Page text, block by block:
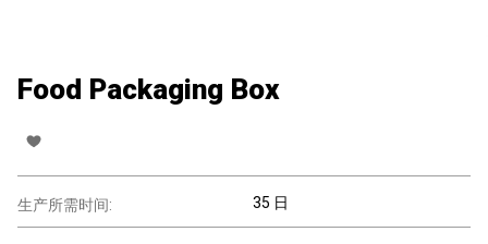
Food Packaging Box
生产所需时间: 35 日